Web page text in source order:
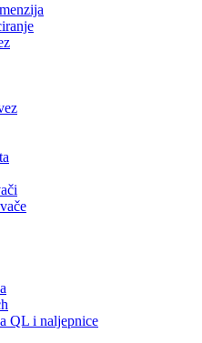
QL i naljepnice